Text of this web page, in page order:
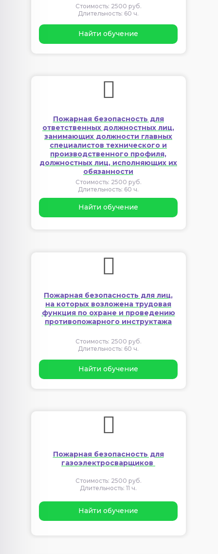
Стоимость: 2500 руб.
Длительность: 60 ч.
Найти обучение
Пожарная безопасность для
ответственных должностных лиц,
занимающих должности главных
специалистов технического и
производственного профиля,
должностных лиц, исполняющих их
обязанности
Стоимость: 2500 руб.
Длительность: 60 ч.
Найти обучение
Пожарная безопасность для лиц,
на которых возложена трудовая
функция по охране и проведению
противопожарного инструктажа
Стоимость: 2500 руб.
Длительность: 60 ч.
Найти обучение
Пожарная безопасность для
газоэлектросварщиков
Стоимость: 2500 руб.
Длительность: 11 ч.
Найти обучение